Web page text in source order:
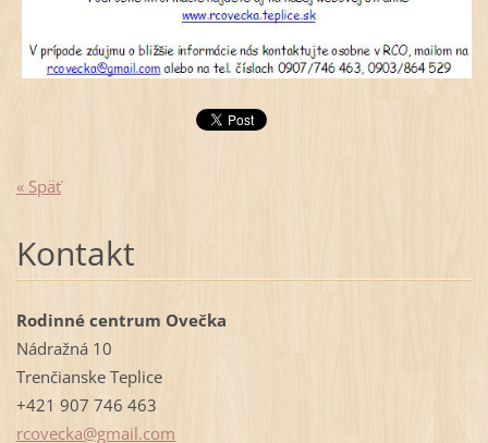
« Späť
Kontakt
Rodinné centrum Ovečka
Nádražná 10
Trenčianske Teplice
+421 907 746 463
rcovecka@gmail.com